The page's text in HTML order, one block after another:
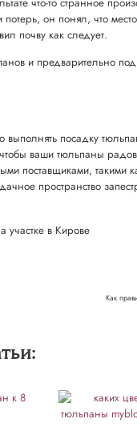
он понял, что
почву как следует.
и предварительно
посадку
ваши тюльпаны
поставщиками, такими
пространство
Как